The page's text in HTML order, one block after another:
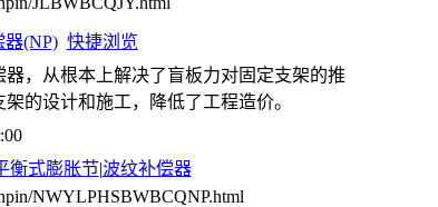
(NP) 快捷浏览
，从根本上解决了盲板力对固定支架的推
的设计和施工，降低了工程造价。
衡式膨胀节|波纹补偿器
NWYLPHSBWBCQNP.html